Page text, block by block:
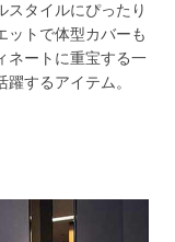
スタイルにぴったり
ットで体型カバーも
ネートに重宝する一
するアイテム。